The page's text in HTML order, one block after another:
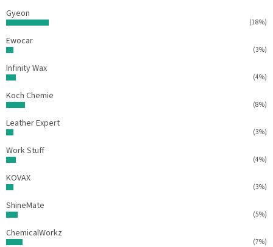
Gyeon
(18%)
Ewocar
(3%)
Infinity Wax
(4%)
Koch Chemie
(8%)
Leather Expert
(3%)
Work Stuff
(4%)
KOVAX
(3%)
ShineMate
(5%)
ChemicalWorkz
(7%)